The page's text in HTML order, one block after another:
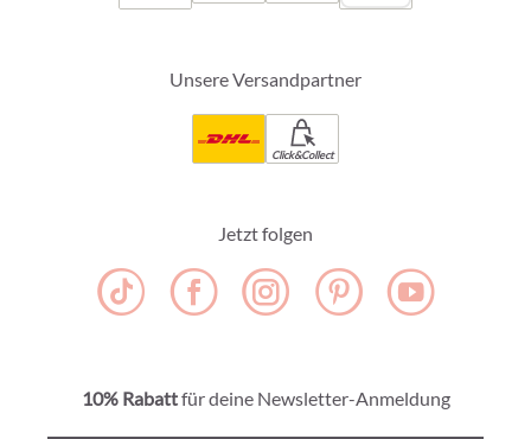
Unsere Versandpartner
Click&Collect
Jetzt folgen
10% Rabattfür deine Newsletter-Anmeldung